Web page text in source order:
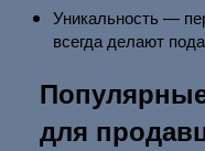
Уникальность —
всегда делают
для